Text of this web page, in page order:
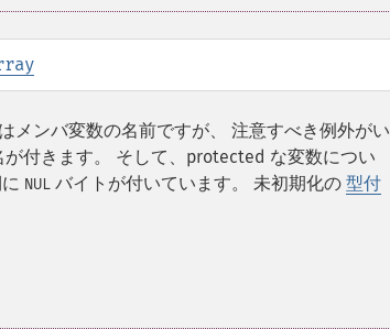
メンバ変数の名前ですが、 注意すべき例外がい
付きます。 そして、protected な変数につい
NUL バイトが付いています。 未初期化の 型付